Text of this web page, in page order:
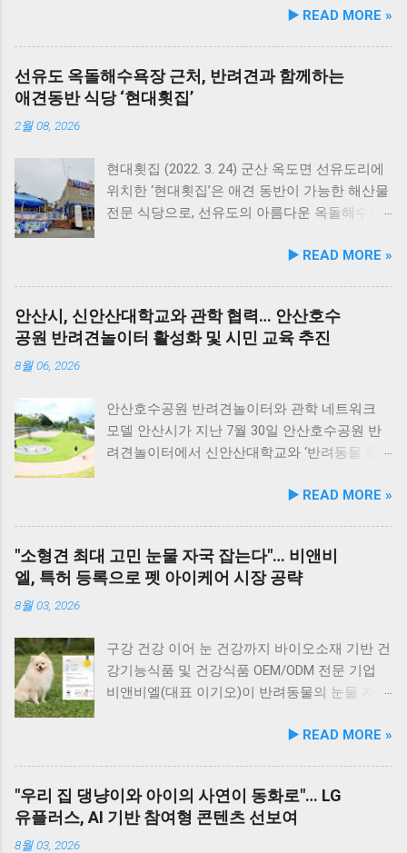
얼 출시했다고 3일 발표했다. 주요 건강 고민 맞
강 고민을 식사만으로 간편하게 관리할 수 있도
록 설계된 점이 핵심이다. 기존 레시피의 기호
수 있는 데일리 영양 케어 제품으로 업그레이드
됐다. 리뉴얼 라인업은 국내산 닭가슴살을 베이
스로 영역별 기능성 성분을 더한 4종으로 구성
홍합, 보스웰리아, 상어 연골을 배합해 관절과
슬을 배합해 눈 건강과 항산화를 돕는다. 닭가슴
살&연어 빛나는 피모 : 오메가-3가 풍부한 연어
토마토, 타우린, L-카르니틴을 조합해 활력과 체
력 컨디션 유지에 중점을 두었다. 100% 휴먼그
레이드 및 AAFCO 주식 영양 기준 충족 듀먼 케
이드 원료만을 사용한다. 특히 미국 사료관리협
영양제 추가 없이 주식으로 급여가 가능하다. 생
산 과정에서는 겔화제, 산화방지제, 착색료 등 8
기준을 적용해 안전성을 확보했다. 리뉴얼 기념
자사몰 특별 프로모션 진행 듀먼은 케어화식 리
뉴얼 출시를 기념해 오는 8월 10일까지 자사 공
▶️ READ MORE »
선유도 옥돌해수욕장 근처, 반려견과 함께하는
애견동반 식당 ‘현대횟집’
2월 08, 2026
현대횟집 (2022. 3. 24) 군산 옥도면 선유도리에
위치한 ‘현대횟집’은 애견 동반이 가능한 해산물
전문 식당으로, 선유도의 아름다운 옥돌해수욕
즐기기에 안성맞춤인 곳입니다. 옥돌해수욕장
지요. 옥돌해수욕장 풍경 현대횟집은 해수욕장
입구 부근에 자리해 있어 산책 후 편안하게 식사
동물과의 외출 시 식당 선택에 고민이 적어지는
장점이 있습니다. 포근한 계절에는 야외에서 선
유항의 조용한 풍경을 감상하며 식사하는 것도
은 싱싱한 활어 광어가 푸짐하게 올라가 있어 신
충분히 만족스러운 한 끼가 됩니다. 군산 고군산
군도 여행을 더욱 풍성하게 만드는 든든한 식사
앞 바다에 정박된 어선들을 바라보면, 마치 그림
같은 풍경이 펼쳐져 군산 바다 여행의 로망을 한
층 더해 줍니다. 반려견과 함께 자연의 아름다움
현대횟집은 군산 방문 시 반드시 들러볼 만한 애
여행 #애견동반식사 #고군산군도여행 #신선한
회덮밥 #반려동물함께 #바다여행맛집
▶️ READ MORE »
안산시, 신안산대학교와 관학 협력… 안산호수
공원 반려견놀이터 활성화 및 시민 교육 추진
8월 06, 2026
안산호수공원 반려견놀이터와 관학 네트워크
모델 안산시가 지난 7월 30일 안산호수공원 반
려견놀이터에서 신안산대학교와 ‘반려동물 문
이번 협약은 안산시의 풍부한 행정 자원과 신안
한 차원 끌어올리기 위해 추진됐다. 관학 협력을
통한 올바른 반려문화 정착 및 갈등 해소 안산시
원 사업을 전개한다. 양 기관의 핵심 협력 분야
는 다음과 같다. 반려견놀이터 운영 지원 및 이
용 활성화 반려동물 문화교실 및 반려견 행동교
등 관계 개선 및 중재 프로그램 특히 전문가 그
도심 속 동물 관련 이슈를 이성적·체계적으로 풀
어가는 계기를 마련했다. 1만 1,000㎡ 규모 '안산
▶️ READ MORE »
"소형견 최대 고민 눈물 자국 잡는다"… 비앤비
엘, 특허 등록으로 펫 아이케어 시장 공략
8월 03, 2026
구강 건강 이어 눈 건강까지 바이오소재 기반 건
강기능식품 및 건강식품 OEM/ODM 전문 기업
비앤비엘(대표 이기오)이 반려동물의 눈물 자국
는 기능성 조성물 특허 등록을 마쳤다. 이번 특
빠르게 성장하는 펫 아이케어(Eye-Care) 시장
공략에 속도를 낸다. 산학협력 연구 성과 결실…
▶️ READ MORE »
"우리 집 댕냥이와 아이의 사연이 동화로"… LG
유플러스, AI 기반 참여형 콘텐츠 선보여
8월 03, 2026